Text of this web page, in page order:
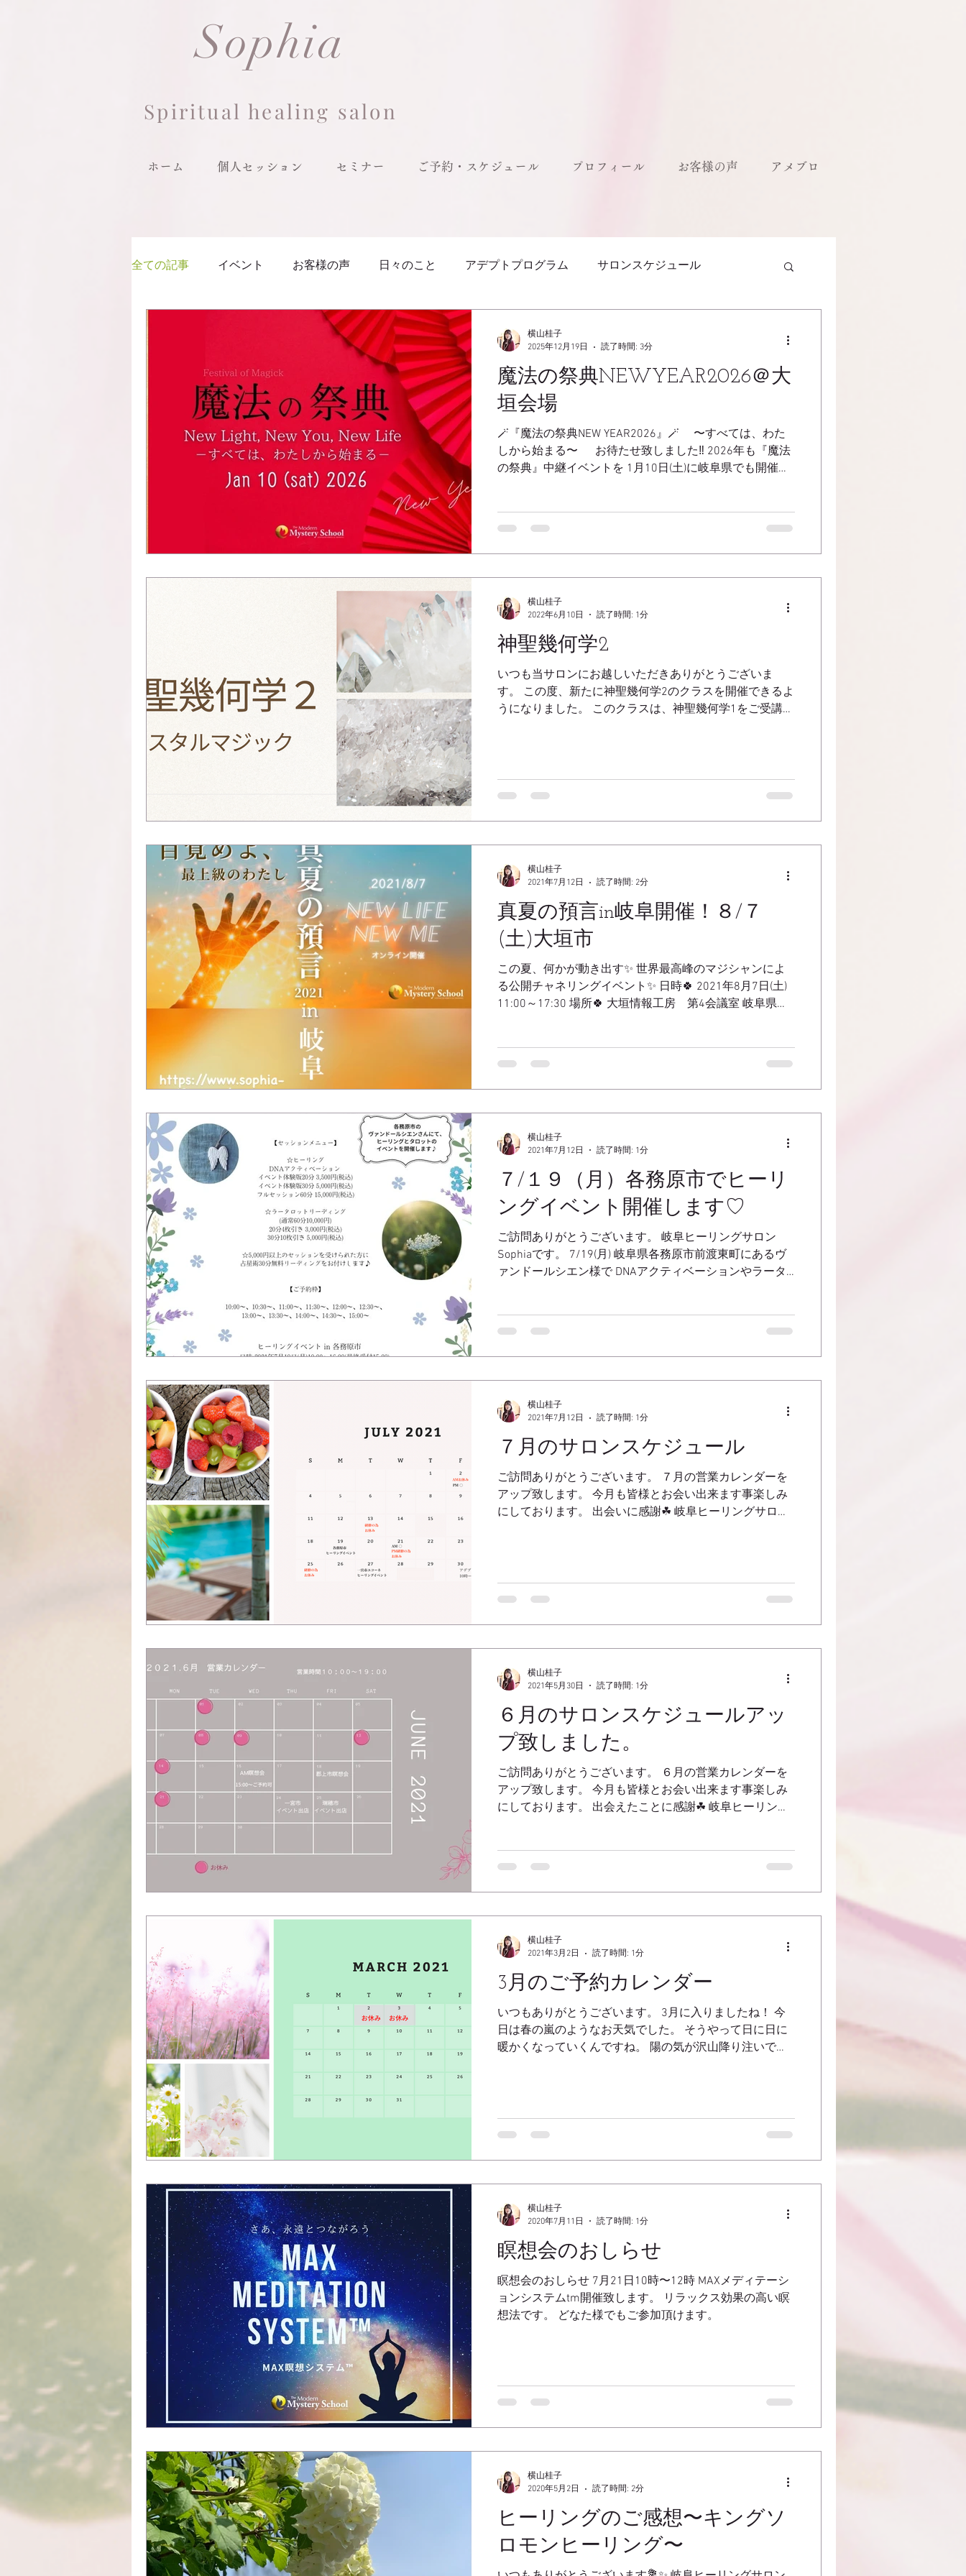
Sophia
Spiritual healing salon
ホーム 個人セッション セミナー ご予約・スケジュール プロフィール お客様の声 アメブロ
全ての記事 イベント お客様の声 日々のこと アデプトプログラム サロンスケジュール
魔法の祭典NEWYEAR2026＠大
垣会場
🪄『魔法の祭典NEW YEAR2026』🪄 〜すべては、わた
しから始まる〜 お待たせ致しました‼️ 2026年も『魔法
の祭典』中継イベントを 1月10日(土)に岐阜県でも開催致
輝かしい2026年に✨ あなたがチャレンジできるように🔥
式LINEまたは、下記のお問合せ先まで💖 岐阜ヒーリング
サロンSophia sweettomato.y@gmail.com 担当:横山 【第1
部】 日時: 2026年1月10日(土)10:00〜18:00(出入り自由)
せはご遠慮下さい) 参加費: 5,500円 参加費には以下の特典
が含まれます✨💖...
横山桂子
2025年12月19日
読了時間: 3分
神聖幾何学2
いつも当サロンにお越しいただきありがとうございま
す。 この度、新たに神聖幾何学2のクラスを開催できるよ
うになりました。 このクラスは、神聖幾何学1をご受講後
横山桂子
2022年6月10日
読了時間: 1分
真夏の預言in岐阜開催！８/７
(土)大垣市
この夏、何かが動き出す✨ 世界最高峰のマジシャンによ
る公開チャネリングイベント✨ 日時🍀 2021年8月7日(土)
11:00～17:30 場所🍀 大垣情報工房 第4会議室 岐阜県大
横山桂子
2021年7月12日
読了時間: 2分
７/１９（月）各務原市でヒーリ
ングイベント開催します♡
ご訪問ありがとうございます。 岐阜ヒーリングサロン
Sophiaです。 7/19(月) 岐阜県各務原市前渡東町にあるヴ
ァンドールシエン様で DNAアクティベーションやラータ
横山桂子
2021年7月12日
読了時間: 1分
７月のサロンスケジュール
ご訪問ありがとうございます。 ７月の営業カレンダーを
アップ致します。 今月も皆様とお会い出来ます事楽しみ
にしております。 出会いに感謝☘ 岐阜ヒーリングサロン
横山桂子
2021年7月12日
読了時間: 1分
６月のサロンスケジュールアッ
プ致しました。
ご訪問ありがとうございます。 ６月の営業カレンダーを
アップ致します。 今月も皆様とお会い出来ます事楽しみ
にしております。 出会えたことに感謝☘ 岐阜ヒーリング
横山桂子
2021年5月30日
読了時間: 1分
3月のご予約カレンダー
いつもありがとうございます。 3月に入りましたね！ 今
日は春の嵐のようなお天気でした。 そうやって日に日に
暖かくなっていくんですね。 陽の気が沢山降り注いで、
横山桂子
2021年3月2日
読了時間: 1分
瞑想会のおしらせ
瞑想会のおしらせ 7月21日10時〜12時 MAXメディテーシ
ョンシステムtm開催致します。 リラックス効果の高い瞑
想法です。 どなた様でもご参加頂けます。
横山桂子
2020年7月11日
読了時間: 1分
ヒーリングのご感想〜キングソ
ロモンヒーリング〜
横山桂子
2020年5月2日
読了時間: 2分